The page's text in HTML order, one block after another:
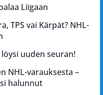
Liigaan
TPS vai Kärpät? NHL-
uuden seuran!
NHL-varauksesta –
halunnut